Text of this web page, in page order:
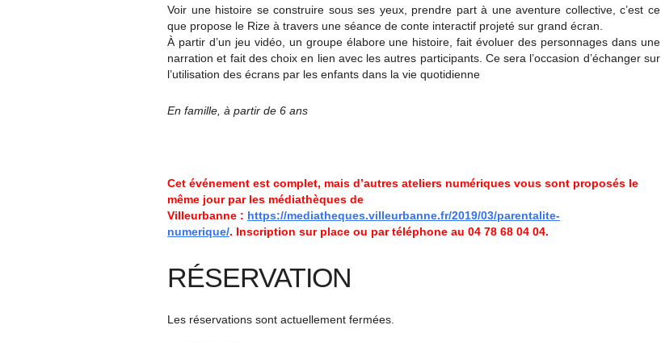
Voir une histoire se construire sous ses yeux, prendre part à une aventure collective, c’est ce
que propose le Rize à travers une séance de conte interactif projeté sur grand écran.
À partir d’un jeu vidéo, un groupe élabore une histoire, fait évoluer des personnages dans une
narration et fait des choix en lien avec les autres participants. Ce sera l’occasion d’échanger sur
l’utilisation des écrans par les enfants dans la vie quotidienne
En famille, à partir de 6 ans
Cet événement est complet, mais d’autres ateliers numériques vous sont proposés le
même jour par les médiathèques de
Villeurbanne : https://mediatheques.villeurbanne.fr/2019/03/parentalite-
numerique/. Inscription sur place ou par téléphone au 04 78 68 04 04.
RÉSERVATION
Les réservations sont actuellement fermées.